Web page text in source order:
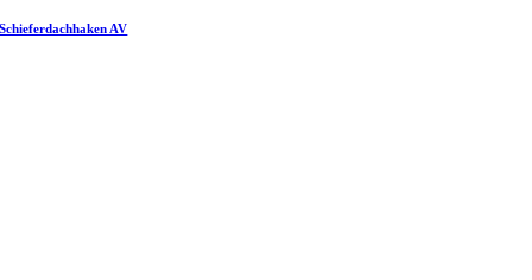
Schieferdachhaken AV